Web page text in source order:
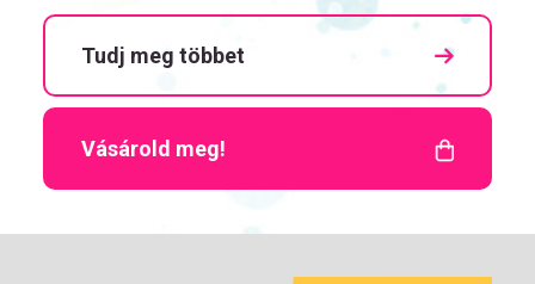
Tudj meg többet
Vásárold meg!